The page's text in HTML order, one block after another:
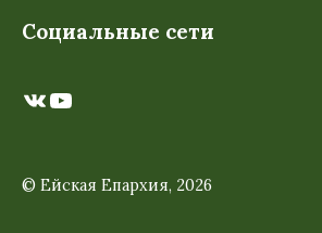
Социальные сети
ВКонтакте
YouTube
© Ейская Епархия, 2026